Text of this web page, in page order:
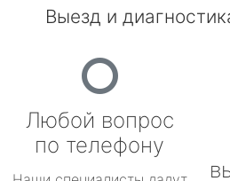
Выезд и
Любой вопрос
по телефону